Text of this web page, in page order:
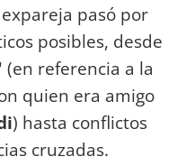
pasó por
posibles, desde
referencia a la
quien era amigo
) hasta conflictos
cruzadas.